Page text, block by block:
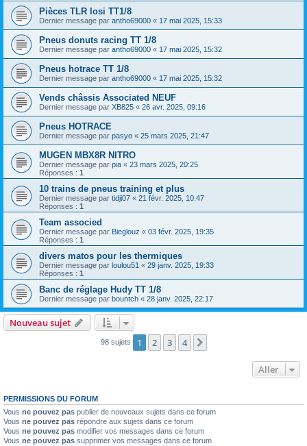
Pièces TLR losi TT1/8
Dernier message par antho69000 « 17 mai 2025, 15:33
Pneus donuts racing TT 1/8
Dernier message par antho69000 « 17 mai 2025, 15:32
Pneus hotrace TT 1/8
Dernier message par antho69000 « 17 mai 2025, 15:32
Vends châssis Associated NEUF
Dernier message par XB825 « 26 avr. 2025, 09:16
Pneus HOTRACE
Dernier message par pasyo « 25 mars 2025, 21:47
MUGEN MBX8R NITRO
Dernier message par pia « 23 mars 2025, 20:25
Réponses : 1
10 trains de pneus training et plus
Dernier message par tidji07 « 21 févr. 2025, 10:47
Réponses : 1
Team associed
Dernier message par Bieglouz « 03 févr. 2025, 19:35
Réponses : 1
divers matos pour les thermiques
Dernier message par loulou51 « 29 janv. 2025, 19:33
Réponses : 1
Banc de réglage Hudy TT 1/8
Dernier message par bountch « 28 janv. 2025, 22:17
Nouveau sujet
98 sujets 1 2 3 4
Aller
PERMISSIONS DU FORUM
Vous ne pouvez pas publier de nouveaux sujets dans ce forum
Vous ne pouvez pas répondre aux sujets dans ce forum
Vous ne pouvez pas modifier vos messages dans ce forum
Vous ne pouvez pas supprimer vos messages dans ce forum